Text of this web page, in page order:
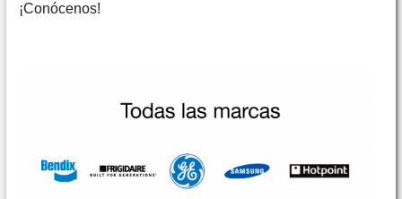
¡Conócenos!